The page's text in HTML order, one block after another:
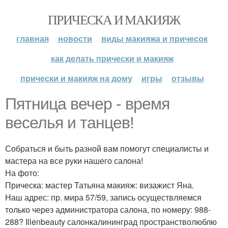
ПРИЧЕСКА И МАКИЯЖ
главная новости
виды макияжа и причесок
как делать прически и макияж
прически и макияж на дому
игры отзывы
Пятница вечер - время
веселья и танцев!
Собраться и быть разной вам помогут специалисты и
мастера на все руки нашего салона!
На фото:
Прическа: мастер Татьяна макияж: визажист Яна.
Наш адрес: пр. мира 57/59, запись осуществляемся
только через администратора салона, по номеру: 988-
288? Illenbeauty салонкалининград пространстволюблю